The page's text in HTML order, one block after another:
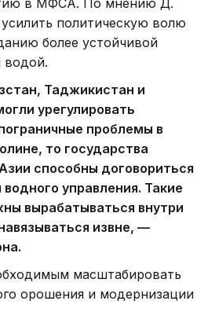
в МФСА. По мнению Д.
политическую волю
более устойчивой
водой.
Таджикистан и
урегулировать
проблемы в
то государства
способны договориться
управления. Такие
вырабатываться внутри
извне, —
масштабировать
орошения и модернизации